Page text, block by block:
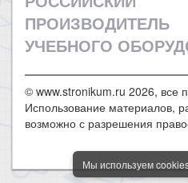
ПРОИЗВОДИТЕЛЬ
УЧЕБНОГО
© www.stronikum.ru 2026, все
Использование материалов,
возможно с разрешения
Мы используем